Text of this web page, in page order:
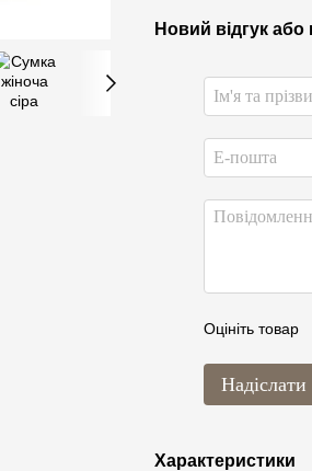
Новий відгук або
Оцініть товар
Надіслати
Характеристики